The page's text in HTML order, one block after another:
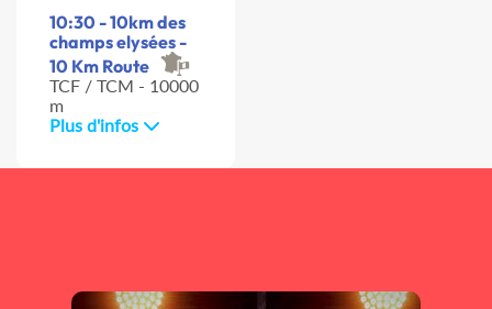
10:30 - 10km des
champs elysées -
10 Km Route
TCF / TCM - 10000
m
Plus d'infos